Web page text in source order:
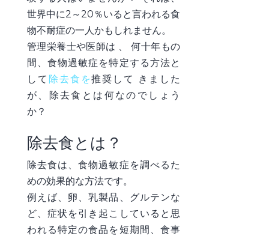
世界中に2～20％いると言われる食
物不耐症の一人かもしれません。
管理栄養士や医師は
何十年もの
間、食物過敏症を特定する方法と
して 除去食を推奨して きました
が、 除去食とは何なのでしょう
か？
除去食とは？
除去食は、食物過敏症を調べるた
めの効果的な方法です。
例えば、卵、乳製品、グルテンな
ど、症状を引き起こしていると思
われる特定の食品を短期間、食事